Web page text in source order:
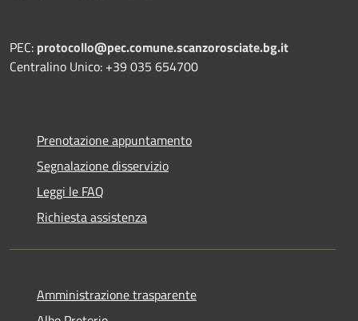
PEC: protocollo@pec.comune.scanzorosciate.bg.it
Centralino Unico: +39 035 654700
Prenotazione appuntamento
Segnalazione disservizio
Leggi le FAQ
Richiesta assistenza
Amministrazione trasparente